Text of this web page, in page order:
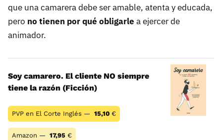
que una camarera debe ser amable, atenta y educada,
pero no tienen por qué obligarle a ejercer de
animador.
Soy camarero. El cliente NO siempre
tiene la razón (Ficción)
PVP en El Corte Inglés — 15,10 €
Amazon — 17,95 €